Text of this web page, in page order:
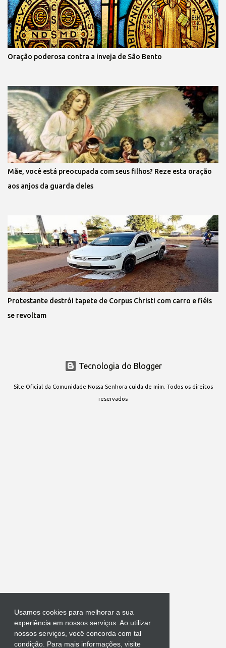
Usamos cookies para melhorar a sua
experiência em nossos serviços. Ao utilizar
nossos serviços, você concorda com tal
condição. Para mais informações, visite
Oração poderosa contra a inveja de São Bento
Mãe, você está preocupada com seus filhos? Reze esta oração
aos anjos da guarda deles
Protestante destrói tapete de Corpus Christi com carro e fiéis
se revoltam
Tecnologia do Blogger
Site Oficial da Comunidade Nossa Senhora cuida de mim. Todos os direitos
reservados